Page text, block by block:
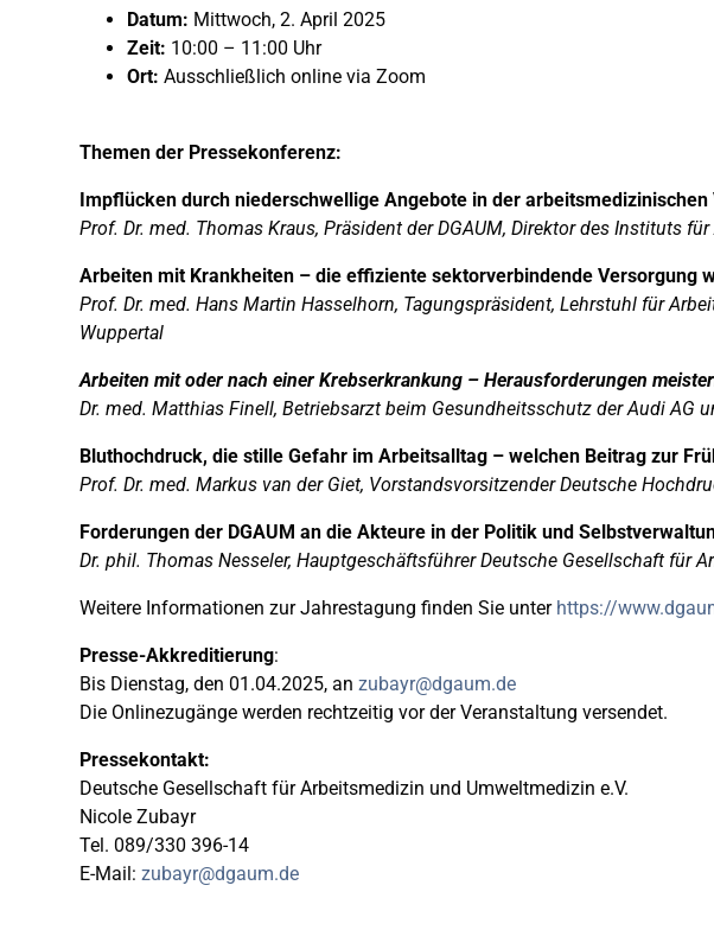
Datum: Mittwoch, 2. April 2025
Zeit: 10:00 – 11:00 Uhr
Ort:Ausschließlich online via Zoom
Themen der Pressekonferenz:
Impflücken durch niederschwellige Angebote in der
Prof. Dr. med. Thomas Kraus, Präsident der DGAUM, Direktor des Instituts
Arbeiten mit Krankheiten – die effiziente sektorverbindende Versorgung
Prof. Dr. med. Hans Martin Hasselhorn, Tagungspräsident, Lehrstuhl für
Wuppertal
Arbeiten mit oder nach einer Krebserkrankung – Herausforderungen
Dr. med. Matthias Finell, Betriebsarzt beim Gesundheitsschutz der Audi AG
Bluthochdruck, die stille Gefahr im Arbeitsalltag – welchen Beitrag zur
Prof. Dr. med. Markus van der Giet, Vorstandsvorsitzender Deutsche
Forderungen der DGAUM an die Akteure in der Politik und
Dr. phil. Thomas Nesseler, Hauptgeschäftsführer Deutsche Gesellschaft für
Weitere Informationen zur Jahrestagung finden Sie unter https://
Presse-Akkreditierung:
Bis Dienstag, den 01.04.2025, anzubayr@dgaum.de
Die Onlinezugänge werden rechtzeitig vor der Veranstaltung versendet.
Pressekontakt:
Deutsche Gesellschaft für Arbeitsmedizin und Umweltmedizin e.V.
Nicole Zubayr
Tel. 089/330 396-14
E-Mail:zubayr@dgaum.de